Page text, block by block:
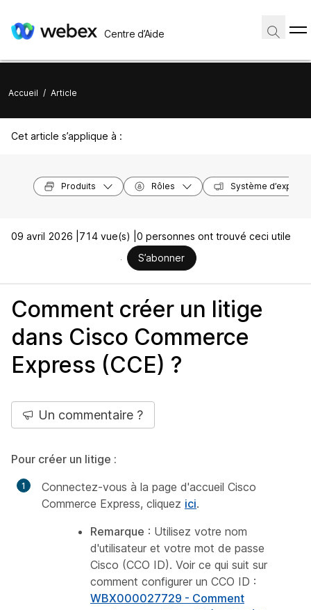
Centre d’Aide
Accueil / Article
Cet article s’applique à :
Produits Rôles Système
09 avril 2026 | 714 vue(s) | 0 personnes ont trouvé ceci utile
S’abonner
Comment créer un litige
dans Cisco Commerce
Express (CCE) ?
Un commentaire ?
Pour créer un litige :
Connectez-vous à la page d'accueil Cisco
Commerce Express, cliquez ici.
Remarque : Utilisez votre nom
d'utilisateur et votre mot de passe
Cisco (CCO ID). Voir ce qui suit sur
comment configurer un CCO ID :
WBX000027729 - Comment